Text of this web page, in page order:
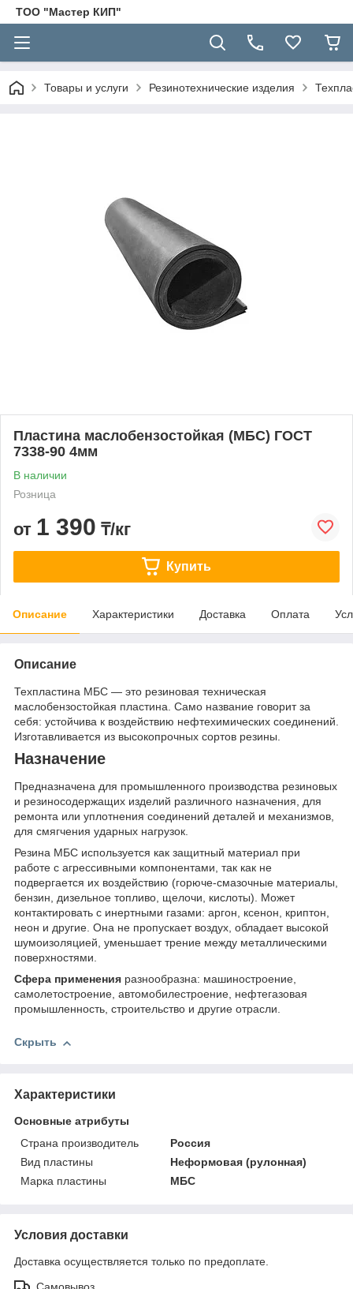
ТОО "Мастер КИП"
Товары и услуги Резинотехнические изделия
Пластина маслобензостойкая (МБС) ГОСТ
7338-90 4мм
В наличии
Розница
от 1 390 ₸/кг
Купить
Описание Характеристики Доставка Оплата
Описание
Техпластина МБС — это резиновая техническая
маслобензостойкая пластина. Само название говорит за
себя: устойчива к воздействию нефтехимических соединений.
Изготавливается из высокопрочных сортов резины.
Назначение
Предназначена для промышленного производства резиновых
и резиносодержащих изделий различного назначения, для
ремонта или уплотнения соединений деталей и механизмов,
для смягчения ударных нагрузок.
Резина МБС используется как защитный материал при
работе с агрессивными компонентами, так как не
подвергается их воздействию (горюче-смазочные материалы,
бензин, дизельное топливо, щелочи, кислоты). Может
контактировать с инертными газами: аргон, ксенон, криптон,
неон и другие. Она не пропускает воздух, обладает высокой
шумоизоляцией, уменьшает трение между металлическими
поверхностями.
Сфера применения разнообразна: машиностроение,
самолетостроение, автомобилестроение, нефтегазовая
промышленность, строительство и другие отрасли.
Скрыть
Характеристики
Основные атрибуты
Страна производитель
Россия
Вид пластины
Неформовая (рулонная)
Марка пластины
МБС
Условия доставки
Доставка осуществляется только по предоплате.
Самовывоз